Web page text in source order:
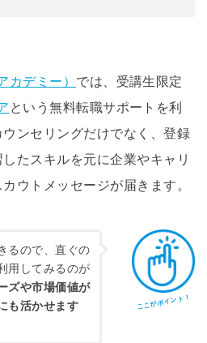
カデミー） では、受講生限定
という無料転職サポートを利
ンセリングだけでなく、登録
たスキルを元に企業やキャリ
ウトメッセージが届きます。
ここがポイント！
るので、直ぐの
用してみるのが
ズや市場価値が
も活かせます